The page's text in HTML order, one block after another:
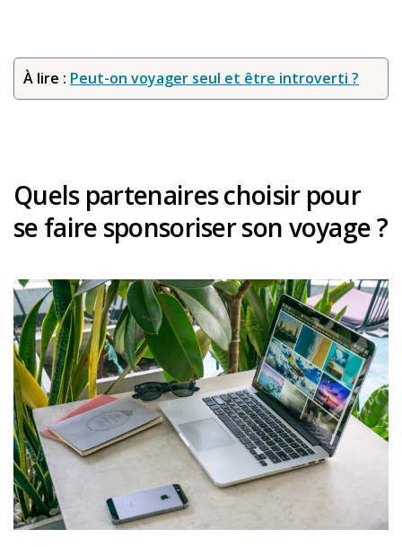
À lire : Peut-on voyager seul et être introverti ?
Quels partenaires choisir pour
se faire sponsoriser son voyage ?